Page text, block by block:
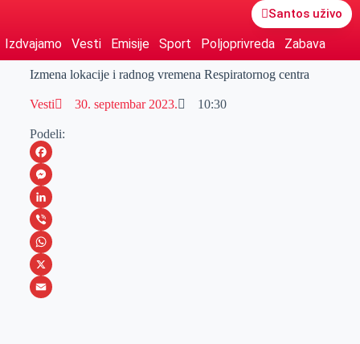
Santos uživo
Izdvajamo Vesti Emisije Sport Poljoprivreda Zabava
Izmena lokacije i radnog vremena Respiratornog centra
Vesti 30. septembar 2023. 10:30
Podeli:
F
a
c
e
b
o
M
e
s
s
e
L
i
n
k
V
i
b
W
h
X